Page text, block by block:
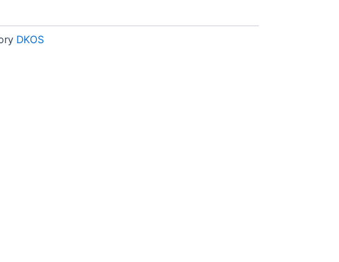
DKOS